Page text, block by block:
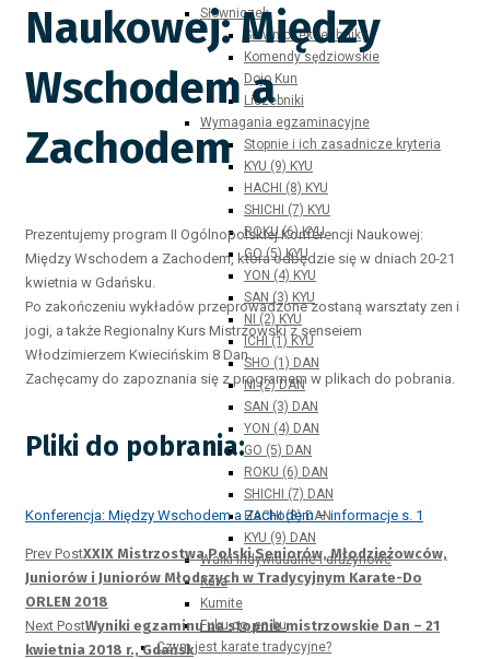
Słowniczek
Słowniczek technik
Komendy sędziowskie
Dojo Kun
Liczebniki
Wymagania egzaminacyjne
Stopnie i ich zasadnicze kryteria
KYU (9) KYU
HACHI (8) KYU
SHICHI (7) KYU
ROKU (6) KYU
GO (5) KYU
YON (4) KYU
SAN (3) KYU
NI (2) KYU
ICHI (1) KYU
SHO (1) DAN
NI (2) DAN
SAN (3) DAN
YON (4) DAN
GO (5) DAN
ROKU (6) DAN
SHICHI (7) DAN
HACHI (8) DAN
KYU (9) DAN
Walki indywidualne i drużynowe
Kata
Kumite
Fuku-go, en-bu
Czym jest karate tradycyjne?
Naukowej: Między
Wschodem a
Zachodem
Prezentujemy program II Ogólnopolskiej Konferencji Naukowej:
Między Wschodem a Zachodem, która odbędzie się w dniach 20-21
kwietnia w Gdańsku.
Po zakończeniu wykładów przeprowadzone zostaną warsztaty zen i
jogi, a także Regionalny Kurs Mistrzowski z senseiem
Włodzimierzem Kwiecińskim 8 Dan.
Zachęcamy do zapoznania się z programem w plikach do pobrania.
Pliki do pobrania:
Konferencja: Między Wschodem a Zachodem – informacje s. 1
Prev PostXXIX Mistrzostwa Polski Seniorów, Młodzieżowców,
Juniorów i Juniorów Młodszych w Tradycyjnym Karate-Do
ORLEN 2018
Next PostWyniki egzaminu na stopnie mistrzowskie Dan – 21
kwietnia 2018 r., Gdańsk